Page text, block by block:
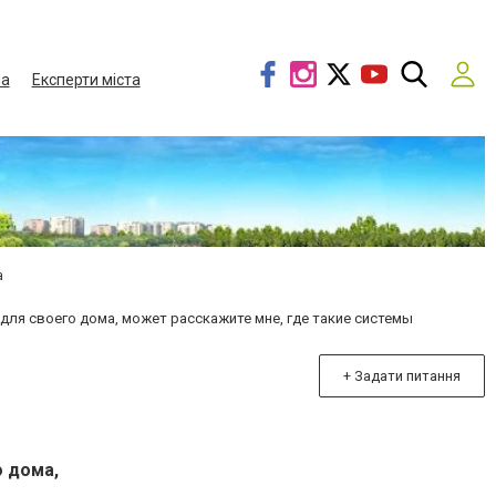
Експерти міста
своего дома, может расскажите мне, где такие системы
+ Задати питання
дома,